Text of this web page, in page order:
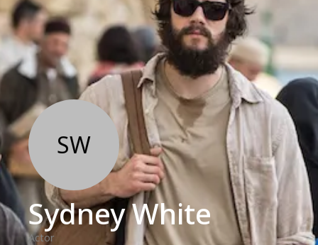
SW
Sydney White
Actor